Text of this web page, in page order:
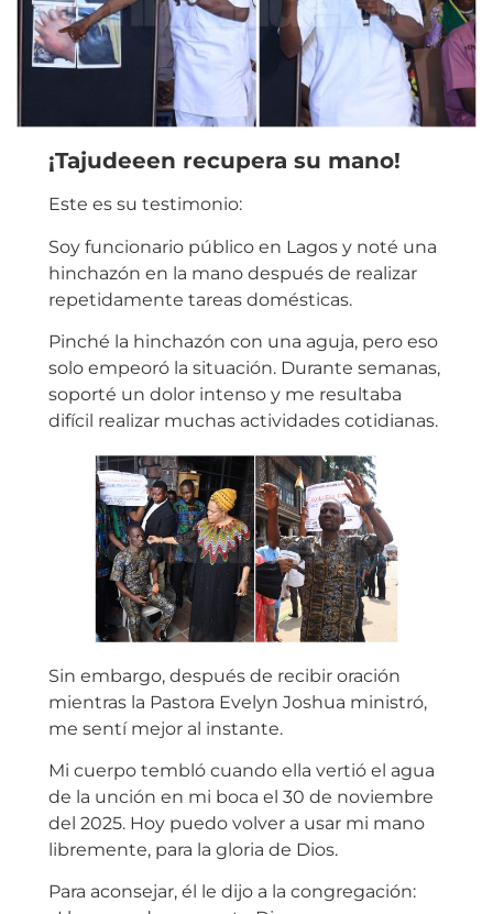
¡Tajudeeen recupera su mano!
Este es su testimonio:
Soy funcionario público en Lagos y noté una
hinchazón en la mano después de realizar
repetidamente tareas domésticas.
Pinché la hinchazón con una aguja, pero eso
solo empeoró la situación. Durante semanas,
soporté un dolor intenso y me resultaba
difícil realizar muchas actividades cotidianas.
Sin embargo, después de recibir oración
mientras la Pastora Evelyn Joshua ministró,
me sentí mejor al instante.
Mi cuerpo tembló cuando ella vertió el agua
de la unción en mi boca el 30 de noviembre
del 2025. Hoy puedo volver a usar mi mano
libremente, para la gloria de Dios.
Para aconsejar, él le dijo a la congregación: